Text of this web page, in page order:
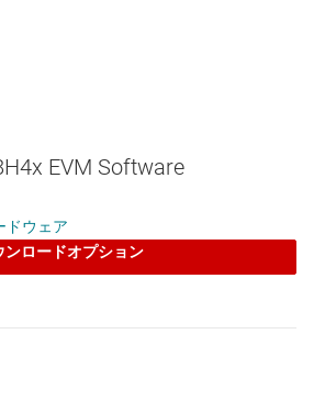
EVM Software
ドウェア
ンロードオプション